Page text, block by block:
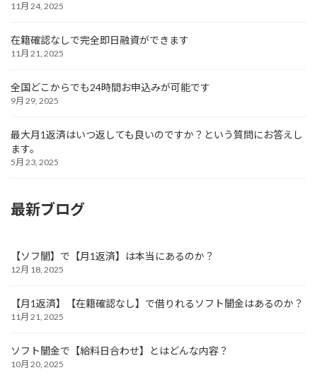
11月 24, 2025
在籍確認なしで完全即日融資ができます
11月 21, 2025
全国どこからでも24時間お申込みが可能です
9月 29, 2025
最大月1返済はいつ返しても良いのですか？という質問にお答えし
ます。
5月 23, 2025
最新ブログ
【ソフ闇】で【月1返済】は本当にあるのか？
12月 18, 2025
【月1返済】【在籍確認なし】で借りれるソフト闇金はあるのか？
11月 21, 2025
ソフト闇金で【給料日合わせ】とはどんな内容？
10月 20, 2025